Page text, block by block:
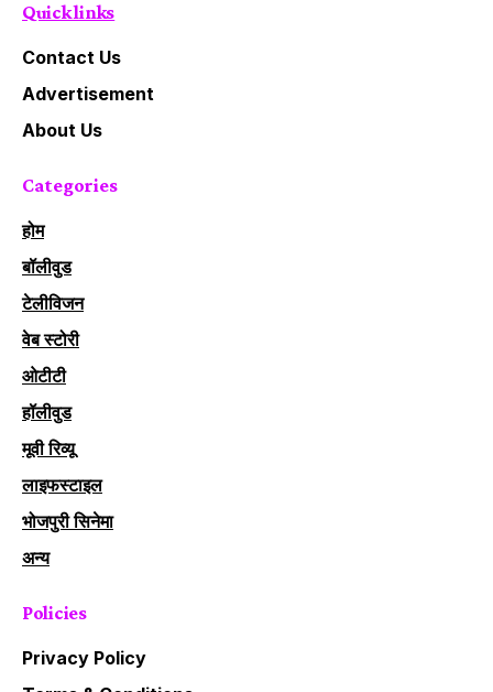
Quick links
Contact Us
Advertisement
About Us
Categories
होम
बॉलीवुड
टेलीविजन
वेब स्टोरी
ओटीटी
हॉलीवुड
मूवी रिव्यू
लाइफस्टाइल
भोजपुरी सिनेमा
अन्य
Policies
Privacy Policy